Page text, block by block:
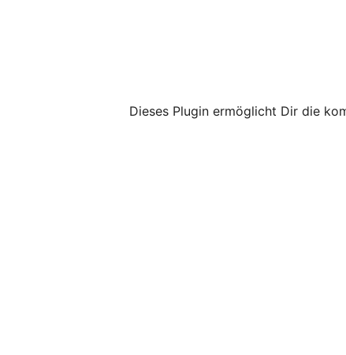
Dieses Plugin ermöglicht Dir die